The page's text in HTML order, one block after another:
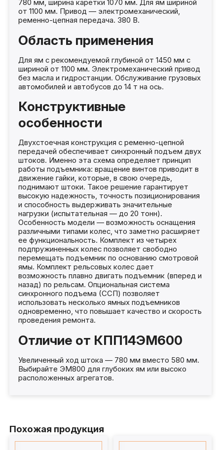
780 мм, ширина каретки 1070 мм. Для ям шириной
от 1100 мм. Привод — электромеханический,
ременно-цепная передача. 380 В.
Область применения
Для ям с рекомендуемой глубиной от 1450 мм с
шириной от 1100 мм. Электромеханический привод
без масла и гидростанции. Обслуживание грузовых
автомобилей и автобусов до 14 т на ось.
Конструктивные
особенности
Двухстоечная конструкция с ременно-цепной
передачей обеспечивает синхронный подъем двух
штоков. Именно эта схема определяет принцип
работы подъемника: вращение винтов приводит в
движение гайки, которые, в свою очередь,
поднимают штоки. Такое решение гарантирует
высокую надежность, точность позиционирования
и способность выдерживать значительные
нагрузки (испытательная — до 20 тонн).
Особенность модели — возможность оснащения
различными типами колес, что заметно расширяет
ее функциональность. Комплект из четырех
подпружиненных колес позволяет свободно
перемещать подъемник по основанию смотровой
ямы. Комплект рельсовых колес дает
возможность плавно двигать подъемник (вперед и
назад) по рельсам. Опциональная система
синхронного подъема (ССП) позволяет
использовать несколько ямных подъемников
одновременно, что повышает качество и скорость
проведения ремонта.
Отличие от КПП14ЭМ600
Увеличенный ход штока — 780 мм вместо 580 мм.
Выбирайте ЭМ800 для глубоких ям или высоко
расположенных агрегатов.
Похожая продукция